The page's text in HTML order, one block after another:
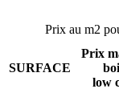
Prix au m2
SURFACE
Prix
low